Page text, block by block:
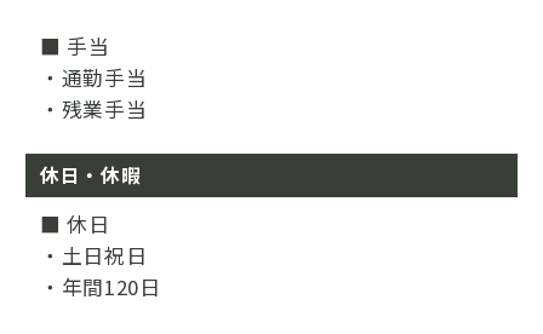
■ 手当
・通勤手当
・残業手当
休日・休暇
■ 休日
・土日祝日
・年間120日